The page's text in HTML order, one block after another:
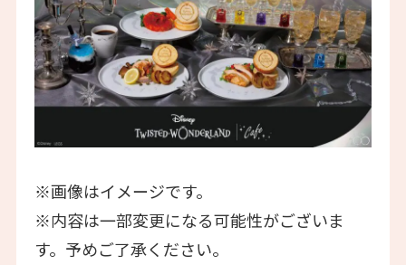
※画像はイメージです。
※内容は一部変更になる可能性がございま
す。予めご了承ください。